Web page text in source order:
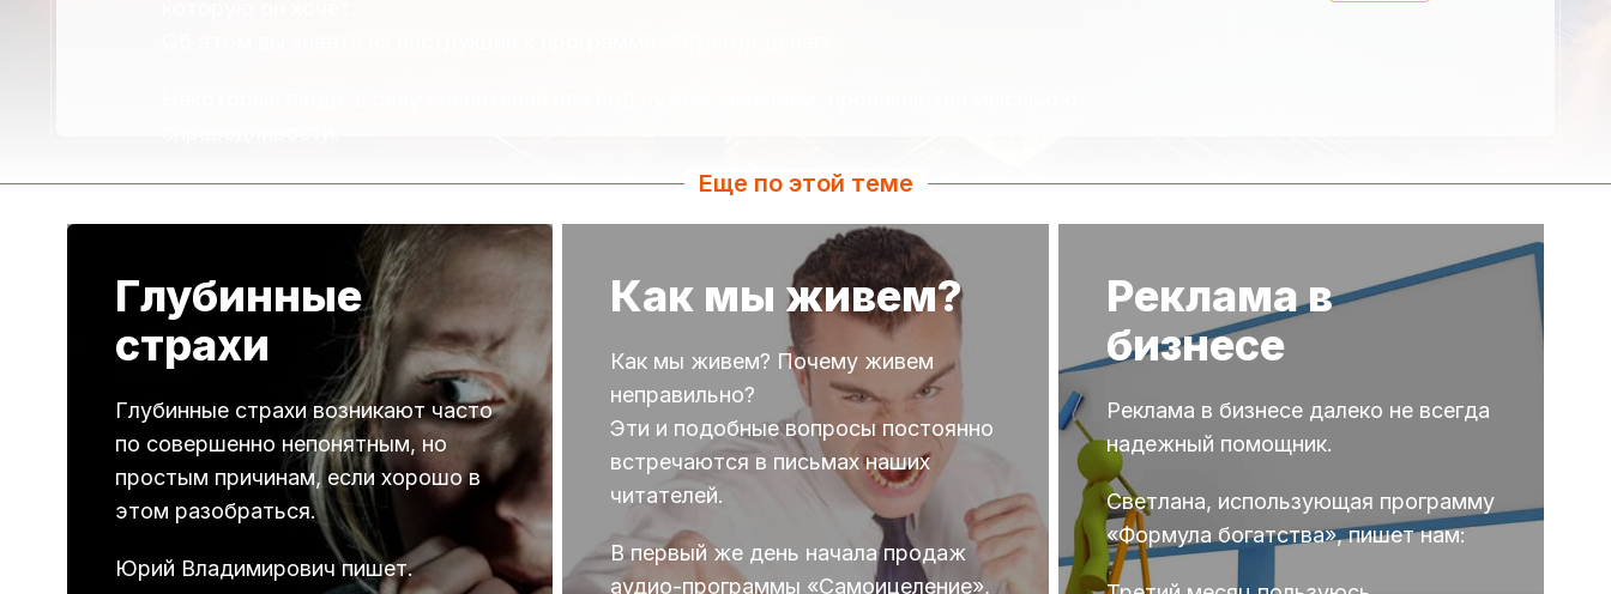
… Еще по этой теме
Глубинные
страхи
Глубинные страхи возникают часто
по совершенно непонятным, но
простым причинам, если хорошо в
этом разобраться.
Юрий Владимирович пишет.
Как мы живем?
Как мы живем? Почему живем
неправильно?
Эти и подобные вопросы постоянно
встречаются в письмах наших
читателей.
В первый же день начала продаж
аудио-программы «Самоицеление»,
Реклама в
бизнесе
Реклама в бизнесе далеко не всегда
надежный помощник.
Светлана, использующая программу
«Формула богатства», пишет нам: